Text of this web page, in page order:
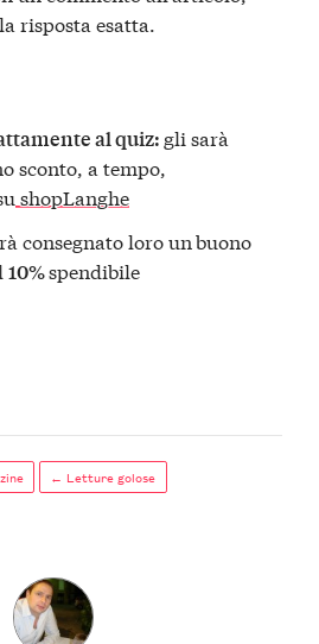
risposta esatta.
al quiz:gli sarà
sconto, a tempo,
shopLanghe
consegnato loro unbuono
10%spendibile
← Letture golose